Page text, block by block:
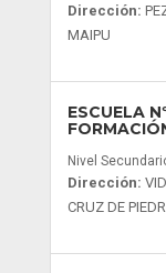
Dirección:
MAIPU
ESCUELA
Nivel
Dirección:
CRUZ DE